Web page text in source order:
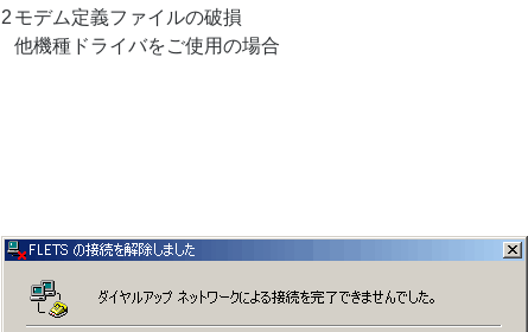
2 モデム定義ファイルの破損
他機種ドライバをご使用の場合